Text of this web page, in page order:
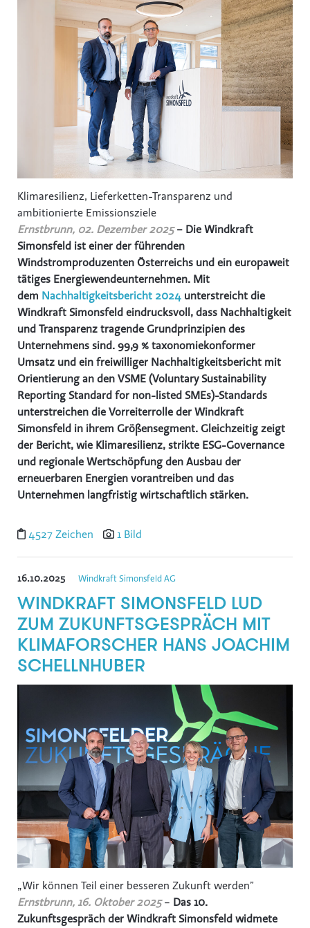
Klimaresilienz, Lieferketten-Transparenz und
ambitionierte Emissionsziele
Ernstbrunn, 02. Dezember 2025 – Die Windkraft
Simonsfeld ist einer der führenden
Windstromproduzenten Österreichs und ein europaweit
tätiges Energiewendeunternehmen. Mit
dem Nachhaltigkeitsbericht 2024 unterstreicht die
Windkraft Simonsfeld eindrucksvoll, dass Nachhaltigkeit
und Transparenz tragende Grundprinzipien des
Unternehmens sind. 99,9 % taxonomiekonformer
Umsatz und ein freiwilliger Nachhaltigkeitsbericht mit
Orientierung an den VSME (Voluntary Sustainability
Reporting Standard for non-listed SMEs)-Standards
unterstreichen die Vorreiterrolle der Windkraft
Simonsfeld in ihrem Größensegment. Gleichzeitig zeigt
der Bericht, wie Klimaresilienz, strikte ESG-Governance
und regionale Wertschöpfung den Ausbau der
erneuerbaren Energien vorantreiben und das
Unternehmen langfristig wirtschaftlich stärken.
4527 Zeichen 1 Bild
16.10.2025 Windkraft Simonsfeld AG
WINDKRAFT SIMONSFELD LUD
ZUM ZUKUNFTSGESPRÄCH MIT
KLIMAFORSCHER HANS JOACHIM
SCHELLNHUBER
„Wir können Teil einer besseren Zukunft werden”
Ernstbrunn, 16. Oktober 2025 – Das 10.
Zukunftsgespräch der Windkraft Simonsfeld widmete